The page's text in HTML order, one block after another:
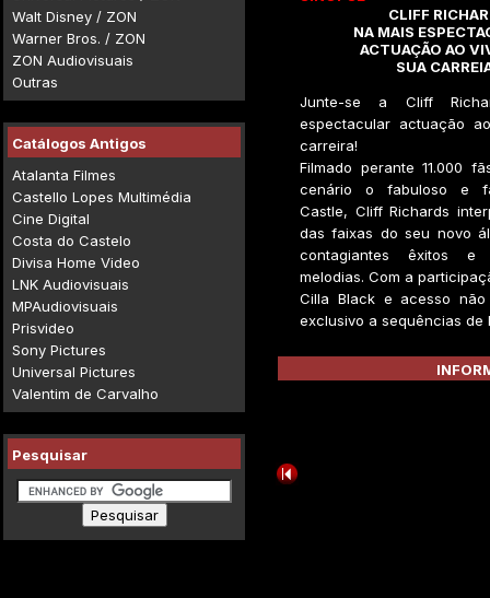
Walt Disney / ZON
Warner Bros. / ZON
ZON Audiovisuais
Outras
Catálogos Antigos
Atalanta Filmes
Castello Lopes Multimédia
Cine Digital
Costa do Castelo
Divisa Home Video
LNK Audiovisuais
MPAudiovisuais
Prisvideo
Sony Pictures
Universal Pictures
Valentim de Carvalho
Pesquisar
CLIFF
NA MAIS
ACTUAÇÃO AO
SUA
Junte-se a Cliff
espectacular actuação
carreira!
Filmado perante 11.000
cenário o fabuloso e
Castle, Cliff Richards
das faixas do seu novo
contagiantes êxitos e
melodias. Com a
Cilla Black e acesso não
exclusivo a sequências de